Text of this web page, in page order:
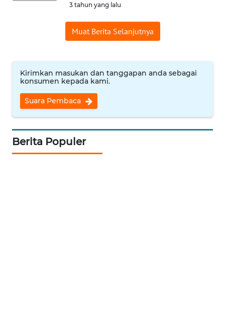
3 tahun yang lalu
Muat Berita Selanjutnya
Kirimkan masukan dan tanggapan anda sebagai
konsumen kepada kami.
Suara Pembaca
Berita Populer
WN
WN
INDRAMAYU
WN